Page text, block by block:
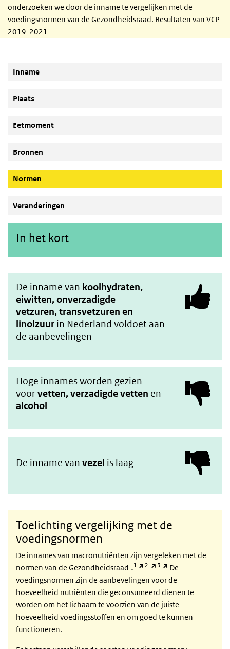
onderzoeken we door de inname te vergelijken met de
voedingsnormen van de Gezondheidsraad. Resultaten van VCP
2019-2021
Inname
Plaats
Eetmoment
Bronnen
Normen
Veranderingen
In het kort
De inname van koolhydraten,
eiwitten, onverzadigde
vetzuren,transvetzuren en
linolzuur in Nederland voldoet aan
de aanbevelingen
Hoge innames worden gezien
voorvetten, verzadigde vetten en
alcohol
De inname van vezel is laag
Toelichting vergelijking met de
voedingsnormen
De innames van macronutriënten zijn vergeleken met de
normen van de Gezondheidsraad .1
(externe link)
2
(externe link)
3
(externe link)
De
voedingsnormen zijn de aanbevelingen voor de
hoeveelheid nutriënten die geconsumeerd dienen te
worden om het lichaam te voorzien van de juiste
hoeveelheid voedingsstoffen en om goed te kunnen
functioneren.